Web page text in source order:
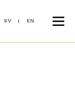
SV EN